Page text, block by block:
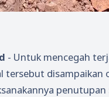
- Untuk mencegah
disampaikan